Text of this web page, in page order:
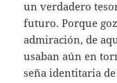
un verdadero
futuro. Porque
admiración, de
usaban aún en
seña identitaria